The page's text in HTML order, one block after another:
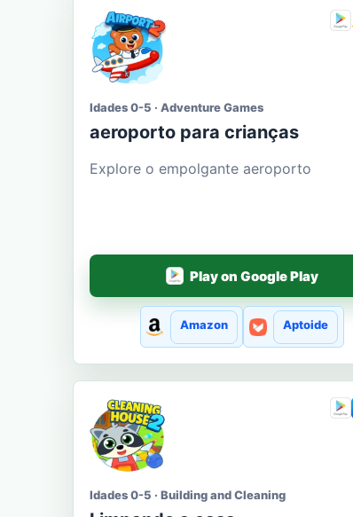
Idades 0-5 · Adventure Games
aeroporto para crianças
Explore o empolgante aeroporto
Play on Google Play
Amazon Aptoide
Idades 0-5 · Building and Cleaning